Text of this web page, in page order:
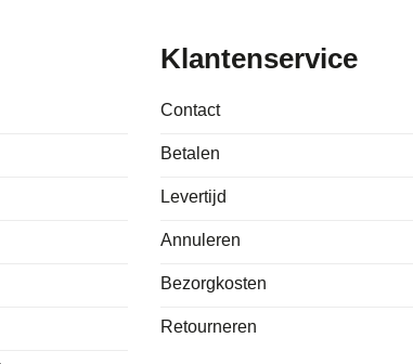
Klantenservice
Contact
Betalen
Levertijd
Annuleren
Bezorgkosten
Retourneren